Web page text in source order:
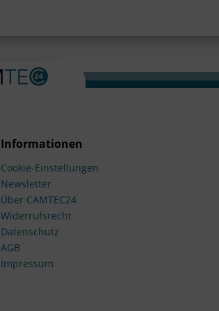
Informationen
Cookie-Einstellungen
Newsletter
Über CAMTEC24
Widerrufsrecht
Datenschutz
AGB
Impressum